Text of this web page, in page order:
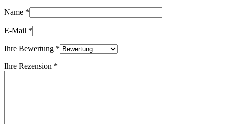
Name *
E-Mail *
Ihre Bewertung *
Ihre Rezension *